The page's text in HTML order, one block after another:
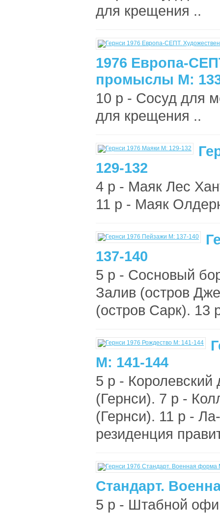
для крещения ..
1976 Европа-
промыслы М:
10 р - Сосуд для
для крещения ..
129-132
4 р - Маяк Лес
11 р - Маяк
137-140
5 р - Сосновый
Залив (остров
(остров Сарк). 13
М: 141-144
5 р - Королевский
(Гернси). 7 р -
(Гернси). 11 р -
резиденция
Стандарт.
5 р - Штабной